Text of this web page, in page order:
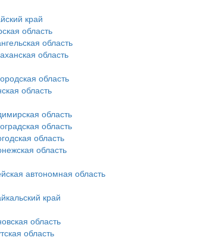
край
область
область
область
область
область
область
область
область
область
автономная область
край
область
область